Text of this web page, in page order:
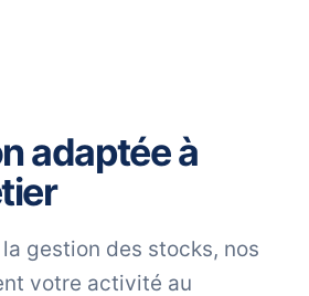
adaptée à
gestion des stocks, nos
votre activité au